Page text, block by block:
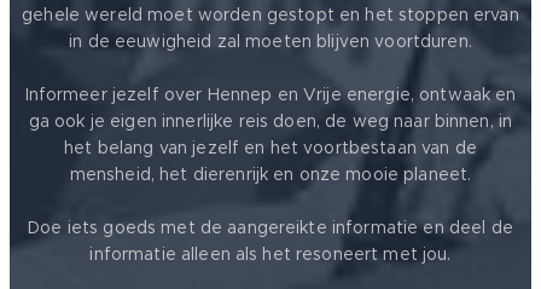
gehele wereld moet worden gestopt en het stoppen ervan
in de eeuwigheid zal moeten blijven voortduren.
Informeer jezelf over Hennep en Vrije energie, ontwaak en
ga ook je eigen innerlijke reis doen, de weg naar binnen, in
het belang van jezelf en het voortbestaan van de
mensheid, het dierenrijk en onze mooie planeet.
Doe iets goeds met de aangereikte informatie en deel de
informatie alleen als het resoneert met jou.